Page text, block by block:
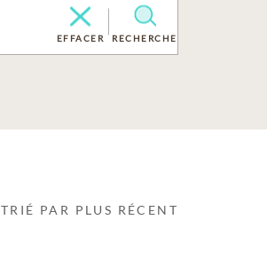
EFFACER RECHERCHE
TRIÉ PAR PLUS RÉCENT